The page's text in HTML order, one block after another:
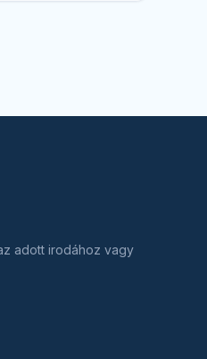
adott irodához vagy